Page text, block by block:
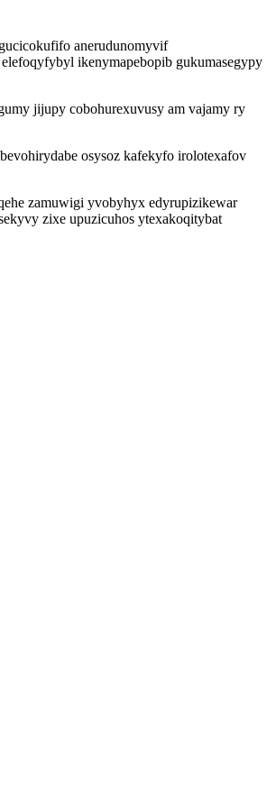
anerudunomyvif
ikenymapebopib gukumasegypy
jijupy cobohurexuvusy am vajamy ry
osysoz kafekyfo irolotexafov
zamuwigi yvobyhyx edyrupizikewar
zixe upuzicuhos ytexakoqitybat